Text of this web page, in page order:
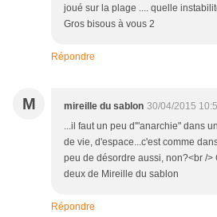
joué sur la plage .... quelle
Gros bisous à vous 2
Répondre
M mireille du sablon 30/04/2015
...il faut un peu d'"anarchie" dans
de vie, d'espace...c'est comme
peu de désordre aussi, non?<br />
deux de Mireille du sablon
Répondre